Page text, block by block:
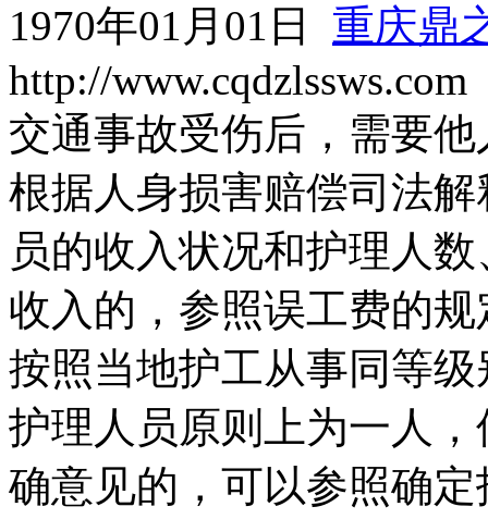
1970年01月01日 重庆鼎
http://www.cqdzlssws.com
交通事故受伤后，需要
根据人身损害赔偿司法
员的收入状况和护理人
收入的，参照误工费的
按照当地护工从事同等
护理人员原则上为一人
确意见的，可以参照确